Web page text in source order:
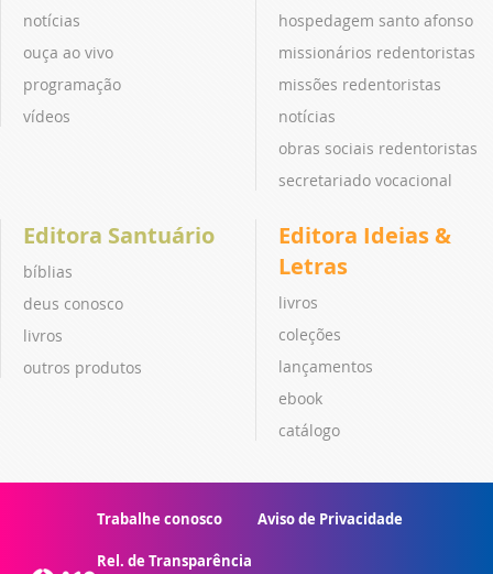
notícias
ouça ao vivo
programação
vídeos
hospedagem santo afonso
missionários redentoristas
missões redentoristas
notícias
obras sociais redentoristas
secretariado vocacional
Editora Santuário
bíblias
deus conosco
livros
outros produtos
Editora Ideias &
Letras
livros
coleções
lançamentos
ebook
catálogo
Trabalhe conosco Aviso de Privacidade
Rel. de Transparência